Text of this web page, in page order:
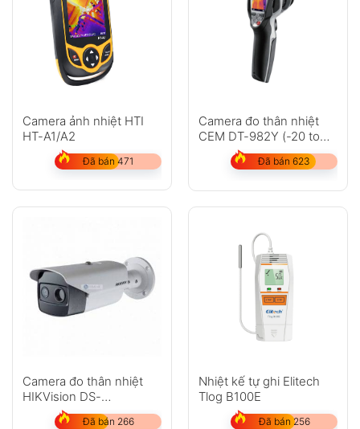
Camera ảnh nhiệt HTI
HT-A1/A2
Đã bán 471
Camera đo thân nhiệt
CEM DT-982Y (-20 to
+350°C, 160x120px,
Zoom 32x)Đã bán 623
Camera đo thân nhiệt
HIKVision DS-
2TD2637B-15/P
Đã bán 266
Nhiệt kế tự ghi Elitech
Tlog B100E
Đã bán 256